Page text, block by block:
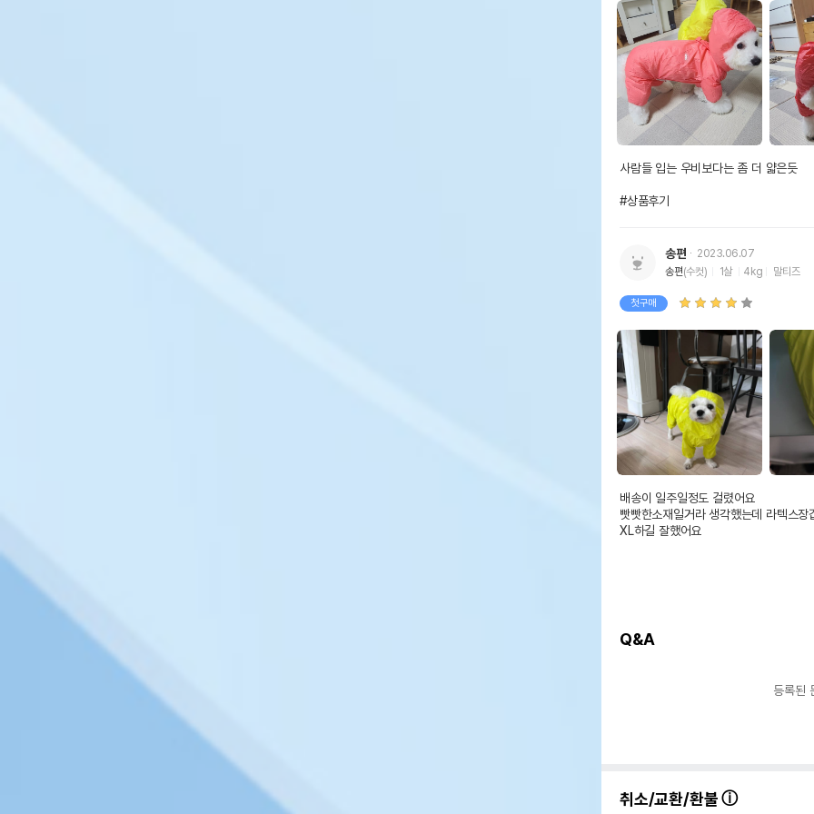
사람들 입는 우비보다는 좀 더 얇은듯
#상품후기
송편
2023.06.07
송편(수컷) 1살 4kg 말티즈
첫구매
배송이 일주일정도 걸렸어요
빳빳한소재일거라 생각했는데 라텍스
XL하길 잘했어요
Q&A
등록된
취소/교환/환불